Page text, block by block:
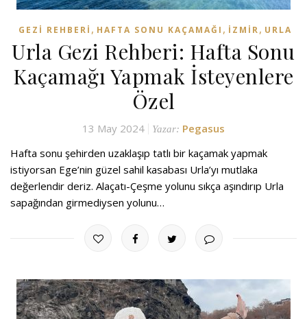
GEZI REHBERI , HAFTA SONU KAÇAMAĞI , İZMIR, URLA
Urla Gezi Rehberi: Hafta Sonu
Kaçamağı Yapmak İsteyenlere
Özel
13 May 2024 Yazar: Pegasus
Hafta sonu şehirden uzaklaşıp tatlı bir kaçamak yapmak
istiyorsan Ege’nin güzel sahil kasabası Urla’yı mutlaka
değerlendir deriz. Alaçatı-Çeşme yolunu sıkça aşındırıp Urla
sapağından girmediysen yolunu…